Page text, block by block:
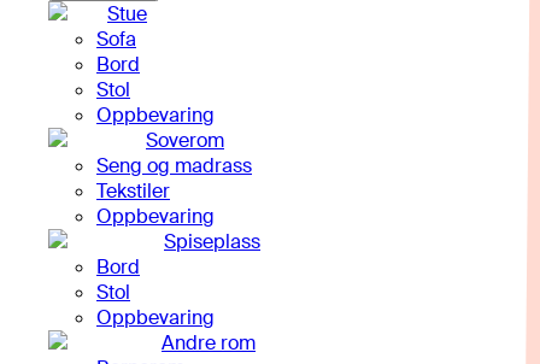
Stue
Sofa
Bord
Stol
Oppbevaring
Soverom
Seng og madrass
Tekstiler
Oppbevaring
Spiseplass
Bord
Stol
Oppbevaring
Andre rom